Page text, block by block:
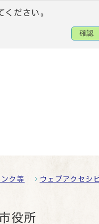
ださい。
確認
ク等 ウェブアクセシ
役所